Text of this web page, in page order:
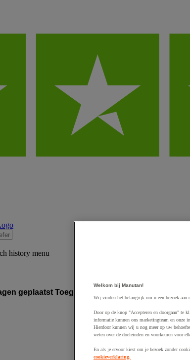
history menu
geplaatst Toegevoegd aan winkelwagen
Welkom bij Manutan!
Wij vinden het belangrijk om u een bezoek aan
Door op de knop "Accepteren en doorgaan" te
informatie kunnen ons marketingteam en onze
Hierdoor kunnen wij u nog meer op uw
weten over de doeleinden en voorkeuren voor
En als je ervoor kiest om je bezoek zonder
cookieverklaring.